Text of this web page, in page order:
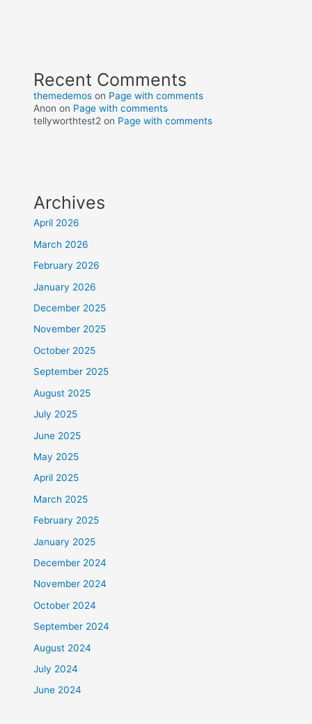
Recent Comments
themedemos on Page with comments
Anon on Page with comments
tellyworthtest2 on Page with comments
Archives
April 2026
March 2026
February 2026
January 2026
December 2025
November 2025
October 2025
September 2025
August 2025
July 2025
June 2025
May 2025
April 2025
March 2025
February 2025
January 2025
December 2024
November 2024
October 2024
September 2024
August 2024
July 2024
June 2024